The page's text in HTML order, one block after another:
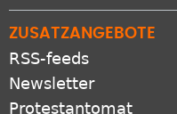
ZUSATZANGEBOTE
RSS-feeds
Newsletter
Protestantomat